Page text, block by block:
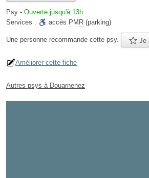
Psy - Ouverte jusqu'à 13h
Services :
accès PMR (parking)
Une personne recommande cette psy. Je
Améliorer cette fiche
Autres psys à Douarnenez